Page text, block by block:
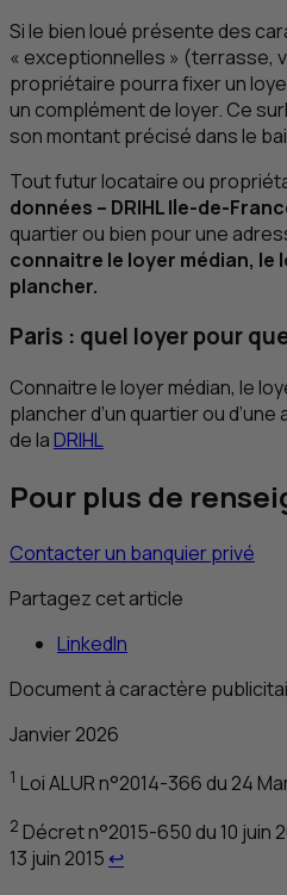
Si le bien loué présente des
« exceptionnelles » (terrasse,
propriétaire pourra fixer un
un complément de loyer. Ce
son montant précisé dans le
Tout futur locataire ou
données – DRIHLIle-de-
quartier ou bien pour une
connaitre le loyer médian, le
plancher.
Paris : quel loyer pour
Connaitre le loyer médian, le
plancher d’un quartier ou
de laDRIHL
Pour plus de
Contacter un banquier privé
Partagez cet article
LinkedIn
Document à caractère
Janvier 2026
1 Loi ALUR n°2014-366 du 24
2 Décret n°2015-650 du 10 juin
13 juin 2015 ↩Retour au renvoi 2